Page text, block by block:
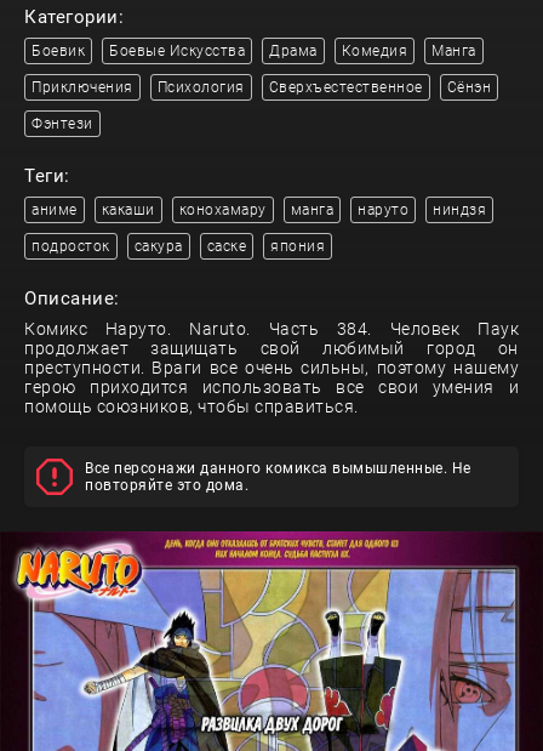
Категории:
Боевик Боевые Искусства Драма Комедия Манга
Приключения Психология Сверхъестественное Сёнэн
Фэнтези
Теги:
аниме какаши конохамару манга наруто ниндзя
подросток сакура саске япония
Описание:
Комикс Наруто. Naruto. Часть 384. Человек Паук
продолжает защищать свой любимый город он
преступности. Враги все очень сильны, поэтому нашему
герою приходится использовать все свои умения и
помощь союзников, чтобы справиться.
Все персонажи данного комикса вымышленные. Не
повторяйте это дома.